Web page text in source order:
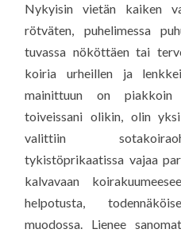
Nykyisin vietän kaiken
rötväten, puhelimessa
tuvassa nököttäen tai
koiria urheillen ja
mainittuun on
toiveissani olikin, olin
valittiin
tykistöprikaatissa vajaa
kalvavaan
helpotusta,
muodossa. Lienee